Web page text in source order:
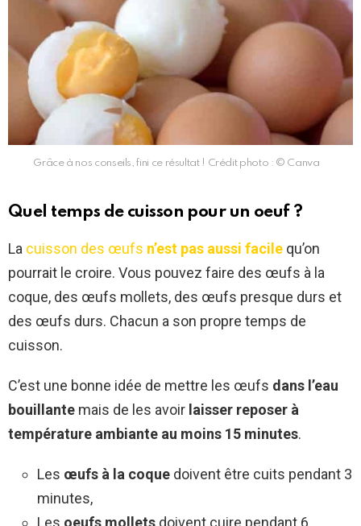
Grâce à nos conseils, fini ce résultat ! Crédit photo : © Canva
Quel temps de cuisson pour un oeuf ?
La cuisson des œufs n’est pas aussi facile qu’on
pourrait le croire. Vous pouvez faire des œufs à la
coque, des œufs mollets, des œufs presque durs et
des œufs durs. Chacun a son propre temps de
cuisson.
C’est une bonne idée de mettre les œufs dans l’eau
bouillante mais de les avoir laisser reposer à
température ambiante au moins 15 minutes.
Les œufs à la coque doivent être cuits pendant 3
minutes,
Les oeufs mollets doivent cuire pendant 6